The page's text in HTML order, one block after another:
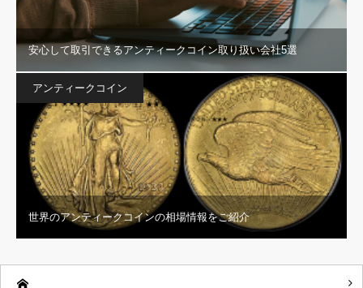
安心して取引できるアンティークコイン取り扱い会社5選
アンティークコイン
世界のアンティークコインの相場情報をご紹介